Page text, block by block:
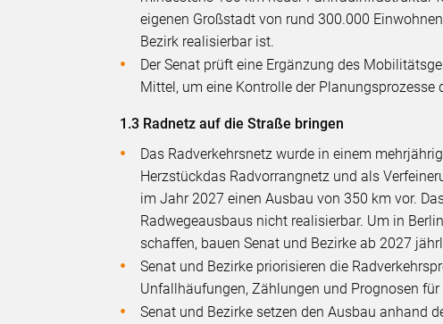
eigenen Großstadt von rund 300.000
Bezirk realisierbar ist.
Der Senat prüft eine Ergänzung des
Mittel, um eine Kontrolle der
1.3 Radnetz auf die Straße bringen
Das Radverkehrsnetz wurde in einem
Herzstückdas Radvorrangnetz und als
im Jahr 2027 einen Ausbau von 350 km vor.
Radwegeausbaus nicht realisierbar. Um in
schaffen, bauen Senat und Bezirke ab 2027
Senat und Bezirke priorisieren die
Unfallhäufungen, Zählungen und Prognosen für
Senat und Bezirke setzen den Ausbau anhand